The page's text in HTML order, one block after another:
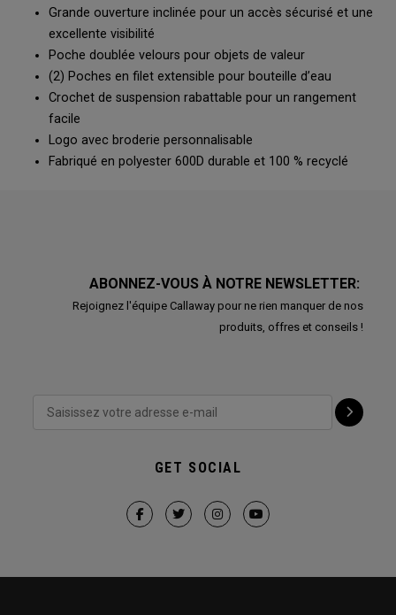
Grande ouverture inclinée pour un accès sécurisé et une
excellente visibilité
Poche doublée velours pour objets de valeur
(2) Poches en filet extensible pour bouteille d’eau
Crochet de suspension rabattable pour un rangement
facile
Logo avec broderie personnalisable
Fabriqué en polyester 600D durable et 100 % recyclé
ABONNEZ-VOUS À NOTRE NEWSLETTER:
Rejoignez l'équipe Callaway pour ne rien manquer de nos
produits, offres et conseils !
GET SOCIAL